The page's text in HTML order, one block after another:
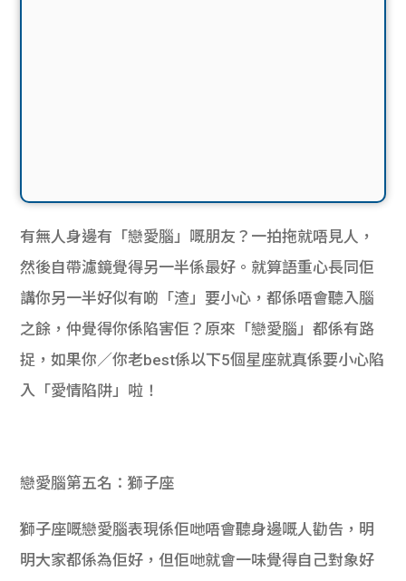
有無人身邊有「戀愛腦」嘅朋友？一拍拖就唔見人，
然後自帶濾鏡覺得另一半係最好。就算語重心長同佢
講你另一半好似有啲「渣」要小心，都係唔會聽入腦
之餘，仲覺得你係陷害佢？原來「戀愛腦」都係有路
捉，如果你／你老best係以下5個星座就真係要小心陷
入「愛情陷阱」啦！
戀愛腦第五名：獅子座
獅子座嘅戀愛腦表現係佢哋唔會聽身邊嘅人勸告，明
明大家都係為佢好，但佢哋就會一味覺得自己對象好